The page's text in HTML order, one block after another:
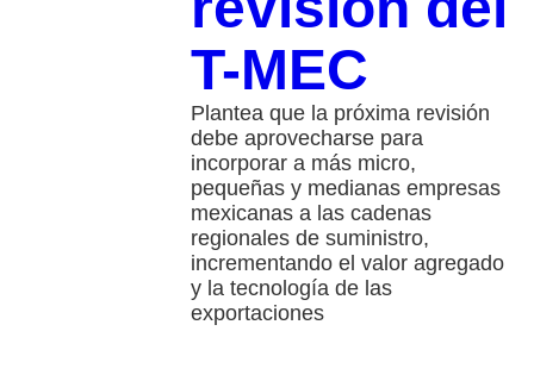
T-MEC
Plantea que la próxima revisión
debe aprovecharse para
incorporar a más micro,
pequeñas y medianas empresas
mexicanas a las cadenas
regionales de suministro,
incrementando el valor agregado
y la tecnología de las
exportaciones